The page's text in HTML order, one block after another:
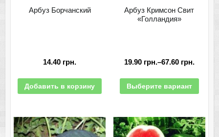
Арбуз Борчанский
14.40 грн.
Добавить в корзину
Арбуз Кримсон Свит
«Голландия»
19.90 грн.–67.60 грн.
Выберите вариант